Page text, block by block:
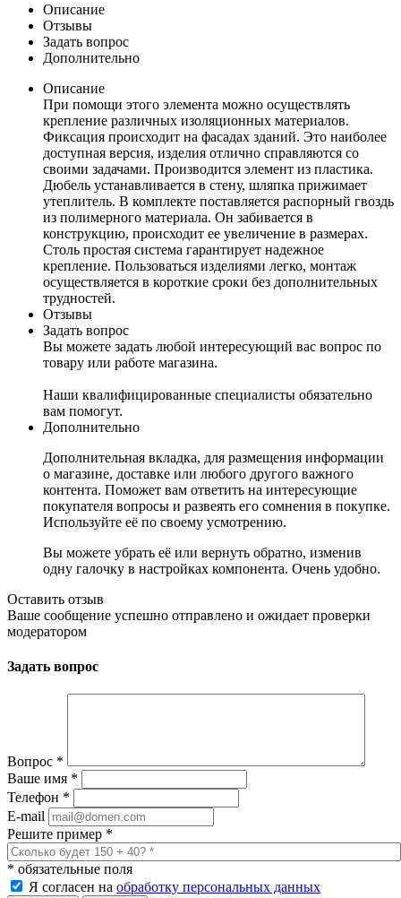
Описание
Отзывы
Задать вопрос
Дополнительно
Описание
При помощи этого элемента можно осуществлять
крепление различных изоляционных материалов.
Фиксация происходит на фасадах зданий. Это наиболее
доступная версия, изделия отлично справляются со
своими задачами. Производится элемент из пластика.
Дюбель устанавливается в стену, шляпка прижимает
утеплитель. В комплекте поставляется распорный гвоздь
из полимерного материала. Он забивается в
конструкцию, происходит ее увеличение в размерах.
Столь простая система гарантирует надежное
крепление. Пользоваться изделиями легко, монтаж
осуществляется в короткие сроки без дополнительных
трудностей.
Отзывы
Задать вопрос
Вы можете задать любой интересующий вас вопрос по
товару или работе магазина.
Наши квалифицированные специалисты обязательно
вам помогут.
Дополнительно
Дополнительная вкладка, для размещения информации
о магазине, доставке или любого другого важного
контента. Поможет вам ответить на интересующие
покупателя вопросы и развеять его сомнения в покупке.
Используйте её по своему усмотрению.
Вы можете убрать её или вернуть обратно, изменив
одну галочку в настройках компонента. Очень удобно.
Оставить отзыв
Ваше сообщение успешно отправлено и ожидает проверки
модератором
Задать вопрос
Вопрос *
Ваше имя *
Телефон *
E-mail
Решите пример *
* обязательные поля
Я согласен на обработку персональных данных